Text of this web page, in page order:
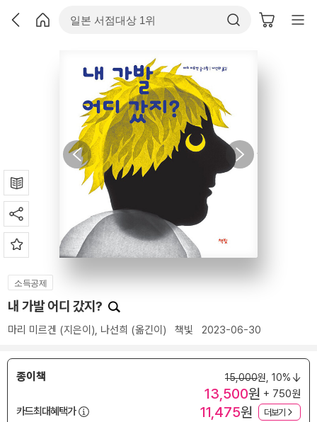
소득공제
내 가발 어디 갔지?
마리 미르겐 (지은이), 나선희 (옮긴이) 책빛 2023-06-30
종이책 15,000원, 10%
13,500원 + 750원
카드최대혜택가
11,475원 더보기